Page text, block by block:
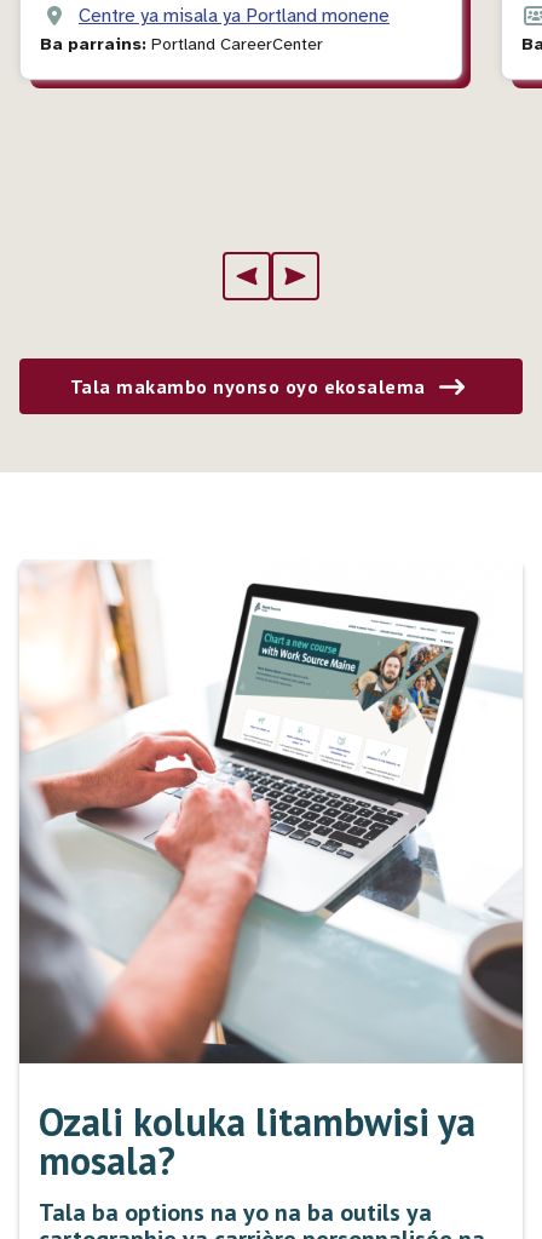
ngonga
ya
likambo
ya
événement
Esika
ya
molulu
Centre ya misala ya Portland monene
Ba parrains: Portland CareerCenter
ya
ya
Tala makambo nyonso oyo ekosalema
Ozali koluka litambwisi ya
mosala?
Tala ba options na yo na ba outils ya